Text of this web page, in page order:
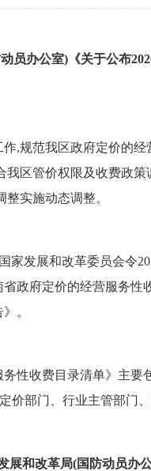
员办公室)《关于公布
,规范我区政府定价的
我区管价权限及收费政
实施动态调整。
家发展和改革委员会令
政府定价的经营服务
。
务性收费目录清单》主
价部门、行业主管部门
展和改革局(国防动员办